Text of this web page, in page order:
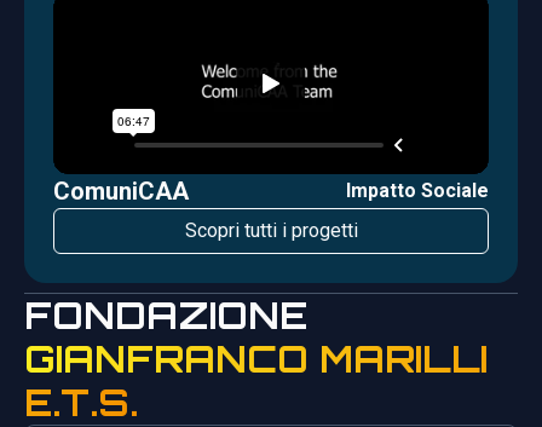
ComuniCAA
Impatto Sociale
Scopri tutti i progetti
FONDAZIONE
GIANFRANCO MARILLI
E.T.S.